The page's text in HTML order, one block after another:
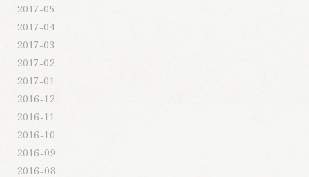
2017-05
2017-04
2017-03
2017-02
2017-01
2016-12
2016-11
2016-10
2016-09
2016-08